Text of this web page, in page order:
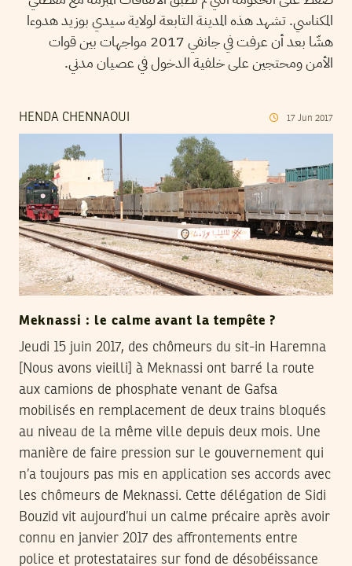
المكناسي. تشهد هذه المدينة التابعة لولاية سيدي بوزيد هدوءا
هشّا بعد أن عرفت في جانفي 2017 مواجهات بين قوات
الأمن ومحتجين على خلفية الدخول في عصيان مدني.
HENDA CHENNAOUI 17 Jun 2017
Meknassi : le calme avant la tempête ?
Jeudi 15 juin 2017, des chômeurs du sit-in Haremna
[Nous avons vieilli] à Meknassi ont barré la route
aux camions de phosphate venant de Gafsa
mobilisés en remplacement de deux trains bloqués
au niveau de la même ville depuis deux mois. Une
manière de faire pression sur le gouvernement qui
n’a toujours pas mis en application ses accords avec
les chômeurs de Meknassi. Cette délégation de Sidi
Bouzid vit aujourd’hui un calme précaire après avoir
connu en janvier 2017 des affrontements entre
police et protestataires sur fond de désobéissance